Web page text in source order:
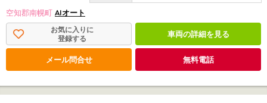
空知郡南幌町 AIオート
お気に入りに
登録する
車両の詳細を見る
メール問合せ 無料電話